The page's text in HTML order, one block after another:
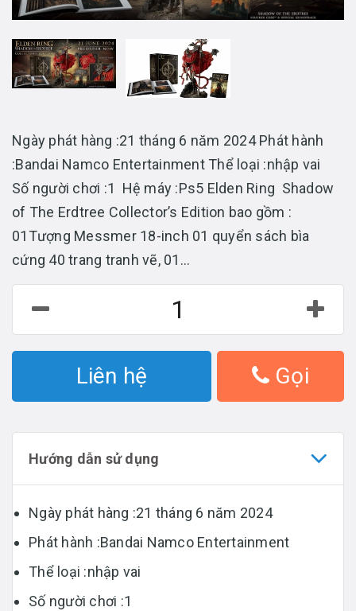
Ngày phát hàng :21 tháng 6 năm 2024 Phát hành
:Bandai Namco Entertainment Thể loại :nhập vai
Số người chơi :1 Hệ máy :Ps5 Elden Ring Shadow
of The Erdtree Collector’s Edition bao gồm :
01Tượng Messmer 18-inch 01 quyển sách bìa
cứng 40 trang tranh vẽ, 01...
Liên hệ Gọi
Hướng dẫn sử dụng
Ngày phát hàng :21 tháng 6 năm 2024
Phát hành :Bandai Namco Entertainment
Thể loại :nhập vai
Số người chơi :1